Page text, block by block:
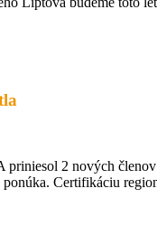
2 nových
Certifikáciu